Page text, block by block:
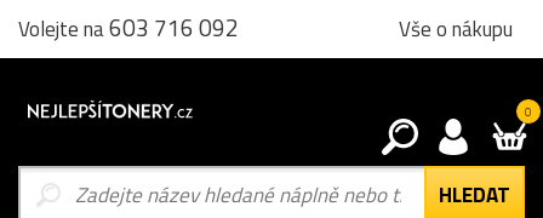
Volejte na603 716 092 Vše o nákupu
0